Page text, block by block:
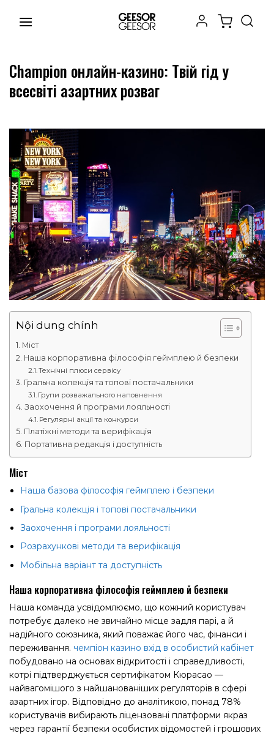
Champion онлайн-казино: Твій гід у
всесвіті азартних розваг
Nội dung chính
Міст
Наша корпоративна філософія геймплею й безпеки
Технічні плюси сервісу
Гральна колекція та топові постачальники
Групи розважального наповнення
Заохочення й програми лояльності
Регулярні акції та конкурси
Платіжні методи та верифікація
Портативна редакція і доступність
Міст
Наша базова філософія геймплею і безпеки
Гральна колекція і топові постачальники
Заохочення і програми лояльності
Розрахункові методи та верифікація
Мобільна варіант та доступність
Наша корпоративна філософія геймплею й безпеки
Наша команда усвідомлюємо, що кожний користувач
потребує далеко не звичайно місце задля парі, а й
надійного союзника, який поважає його час, фінанси і
переживання. чемпіон казино вхід в особистий кабінет
побудовано на основах відкритості і справедливості,
котрі підтверджується сертифікатом Кюрасао —
найвагомішого з найшанованіших регуляторів в сфері
азартних ігор. Відповідно до аналітикою, понад 78%
користувачів вибирають ліцензовані платформи якраз
через гарантії безпеки особистих відомостей і грошових